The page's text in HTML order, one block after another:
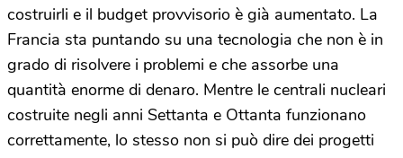
costruirli e il budget provvisorio è già aumentato. La
Francia sta puntando su una tecnologia che non è in
grado di risolvere i problemi e che assorbe una
quantità enorme di denaro. Mentre le centrali nucleari
costruite negli anni Settanta e Ottanta funzionano
correttamente, lo stesso non si può dire dei progetti